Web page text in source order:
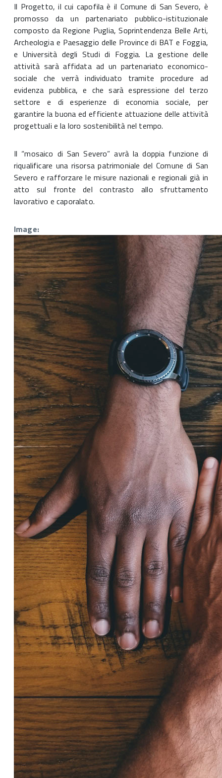
Il Progetto, il cui capofila è il Comune di San Severo, è
promosso da un partenariato pubblico-istituzionale
composto da Regione Puglia, Soprintendenza Belle Arti,
Archeologia e Paesaggio delle Province di BAT e Foggia,
e Università degli Studi di Foggia. La gestione delle
attività sarà affidata ad un partenariato economico-
sociale che verrà individuato tramite procedure ad
evidenza pubblica, e che sarà espressione del terzo
settore e di esperienze di economia sociale, per
garantire la buona ed efficiente attuazione delle attività
progettuali e la loro sostenibilità nel tempo.
Il “mosaico di San Severo” avrà la doppia funzione di
riqualificare una risorsa patrimoniale del Comune di San
Severo e rafforzare le misure nazionali e regionali già in
atto sul fronte del contrasto allo sfruttamento
lavorativo e caporalato.
Image: